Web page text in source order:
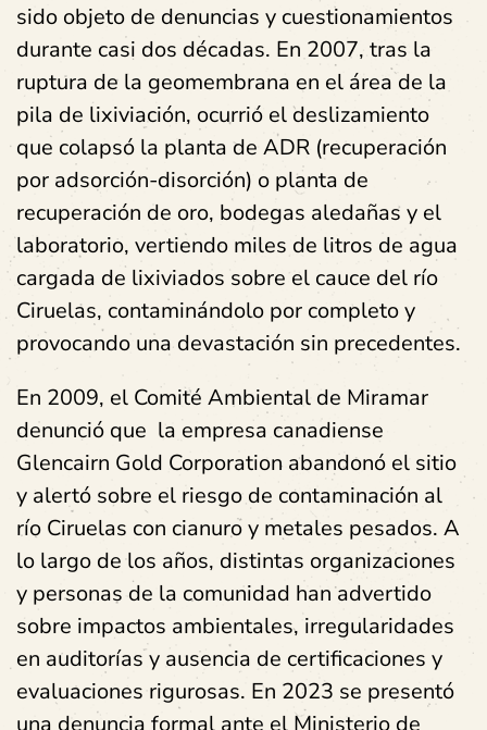
sido objeto de denuncias y cuestionamientos
durante casi dos décadas. En 2007, tras la
ruptura de la geomembrana en el área de la
pila de lixiviación, ocurrió el deslizamiento
que colapsó la planta de ADR (recuperación
por adsorción-disorción) o planta de
recuperación de oro, bodegas aledañas y el
laboratorio, vertiendo miles de litros de agua
cargada de lixiviados sobre el cauce del río
Ciruelas, contaminándolo por completo y
provocando una devastación sin precedentes.
En 2009, el Comité Ambiental de Miramar
denunció que la empresa canadiense
Glencairn Gold Corporation abandonó el sitio
y alertó sobre el riesgo de contaminación al
río Ciruelas con cianuro y metales pesados. A
lo largo de los años, distintas organizaciones
y personas de la comunidad han advertido
sobre impactos ambientales, irregularidades
en auditorías y ausencia de certificaciones y
evaluaciones rigurosas. En 2023 se presentó
una denuncia formal ante el Ministerio de